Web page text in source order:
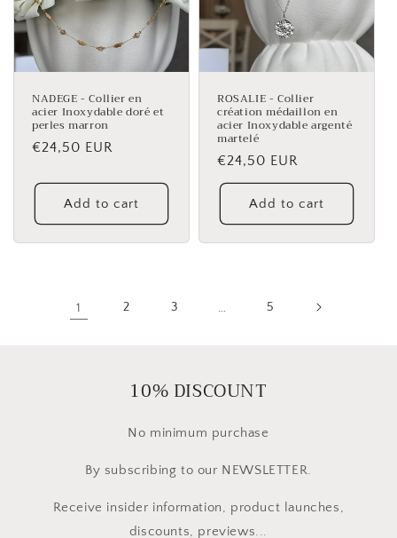
NADEGE - Collier en
acier Inoxydable doré et
perles marron
Regular
€24,50 EUR
Add to cart
ROSALIE - Collier
création médaillon en
acier Inoxydable argenté
martelé
Regular
price
€24,50 EUR
Add to cart
1 2 3 … 5
10% DISCOUNT
No minimum purchase
By subscribing to our NEWSLETTER.
Receive insider information, product launches,
discounts, previews...